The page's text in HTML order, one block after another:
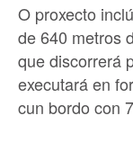
O proxecto
de 640 metros
que discorrerá
executará en
cun bordo con